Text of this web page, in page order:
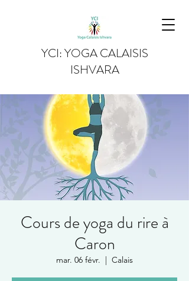
YCI: YOGA CALAISIS
ISHVARA
Cours de yoga du rire à
Caron
mar. 06 févr.
  |
Calais